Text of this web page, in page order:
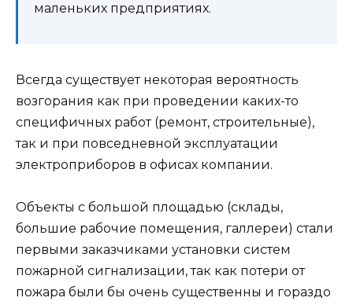
маленьких предприятиях.
Всегда существует некоторая вероятность
возгорания как при проведении каких-то
специфичных работ (ремонт, строительные),
так и при повседневной эксплуатации
электроприборов в офисах компании.
Объекты с большой площадью (склады,
большие рабочие помещения, галлереи) стали
первыми заказчиками установки систем
пожарной сигнализации, так как потери от
пожара были бы очень существенны и гораздо